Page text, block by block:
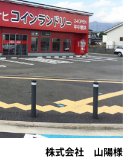
株式会社 山陽様